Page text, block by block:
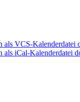
als VCS-Kalenderdatei
als iCal-Kalenderdatei